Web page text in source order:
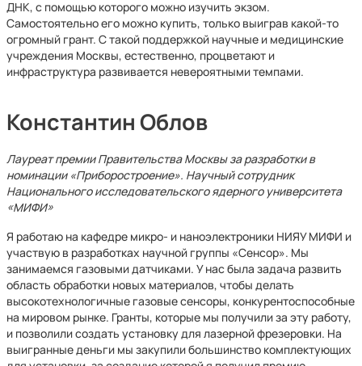
ДНК, с помощью которого можно изучить экзом.
Самостоятельно его можно купить, только выиграв какой-то
огромный грант. С такой поддержкой научные и медицинские
учреждения Москвы, естественно, процветают и
инфраструктура развивается невероятными темпами.
Константин Облов
Лауреат премии Правительства Москвы за разработки в
номинации «Приборостроение». Научный сотрудник
Национального исследовательского ядерного университета
«МИФИ»
Я работаю на кафедре микро- и наноэлектроники НИЯУ МИФИ и
участвую в разработках научной группы «Сенсор». Мы
занимаемся газовыми датчиками. У нас была задача развить
область обработки новых материалов, чтобы делать
высокотехнологичные газовые сенсоры, конкурентоспособные
на мировом рынке. Гранты, которые мы получили за эту работу,
и позволили создать установку для лазерной фрезеровки. На
выигранные деньги мы закупили большинство комплектующих